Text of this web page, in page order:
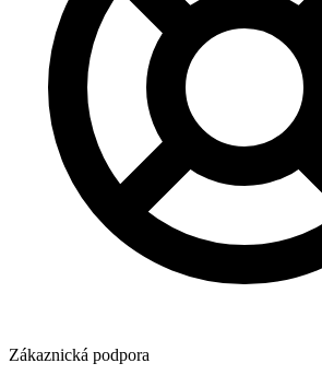
Zákaznická podpora